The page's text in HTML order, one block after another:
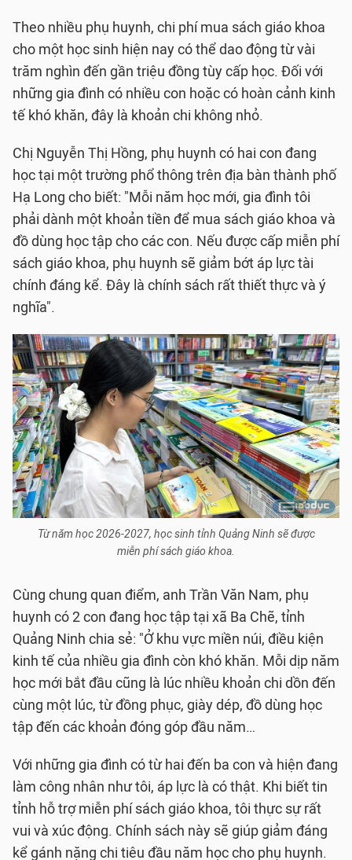
Theo nhiều phụ huynh, chi phí mua sách giáo khoa
cho một học sinh hiện nay có thể dao động từ vài
trăm nghìn đến gần triệu đồng tùy cấp học. Đối với
những gia đình có nhiều con hoặc có hoàn cảnh kinh
tế khó khăn, đây là khoản chi không nhỏ.
Chị Nguyễn Thị Hồng, phụ huynh có hai con đang
học tại một trường phổ thông trên địa bàn thành phố
Hạ Long cho biết: "Mỗi năm học mới, gia đình tôi
phải dành một khoản tiền để mua sách giáo khoa và
đồ dùng học tập cho các con. Nếu được cấp miễn phí
sách giáo khoa, phụ huynh sẽ giảm bớt áp lực tài
chính đáng kể. Đây là chính sách rất thiết thực và ý
nghĩa".
Từ năm học 2026-2027, học sinh tỉnh Quảng Ninh sẽ được
miễn phí sách giáo khoa.
Cùng chung quan điểm, anh Trần Văn Nam, phụ
huynh có 2 con đang học tập tại xã Ba Chẽ, tỉnh
Quảng Ninh chia sẻ: "Ở khu vực miền núi, điều kiện
kinh tế của nhiều gia đình còn khó khăn. Mỗi dịp năm
học mới bắt đầu cũng là lúc nhiều khoản chi dồn đến
cùng một lúc, từ đồng phục, giày dép, đồ dùng học
tập đến các khoản đóng góp đầu năm…
Với những gia đình có từ hai đến ba con và hiện đang
làm công nhân như tôi, áp lực là có thật. Khi biết tin
tỉnh hỗ trợ miễn phí sách giáo khoa, tôi thực sự rất
vui và xúc động. Chính sách này sẽ giúp giảm đáng
kể gánh nặng chi tiêu đầu năm học cho phụ huynh.